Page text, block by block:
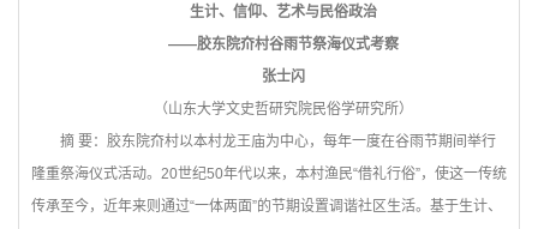
生计、信仰、艺术与民俗政治
——胶东院夼村谷雨节祭海仪式考察
张士闪
（山东大学文史哲研究院民俗学研究所）
摘 要：胶东院夼村以本村龙王庙为中心，每年一度在谷雨节期间举行
隆重祭海仪式活动。20世纪50年代以来，本村渔民“借礼行俗”，使这一传统
传承至今，近年来则通过“一体两面”的节期设置调谐社区生活。基于生计、